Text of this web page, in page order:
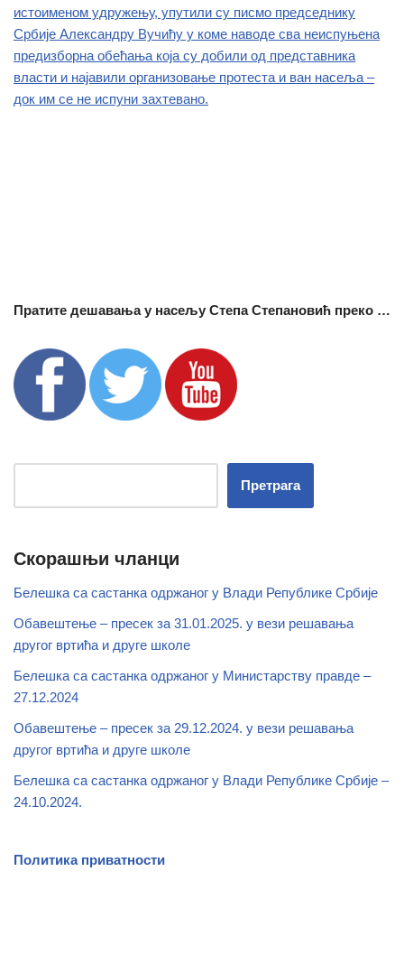
истоименом удружењу, упутили су писмо председнику
Србије Александру Вучићу у коме наводе сва неиспуњена
предизборна обећања која су добили од представника
власти и најавили организовање протеста и ван насеља –
док им се не испуни захтевано.
Пратите дешавања у насељу Степа Степановић преко …
Претрага
Скорашњи чланци
Белешка са састанка одржаног у Влади Републике Србије
Обавештење – пресек за 31.01.2025. у вези решавања
другог вртића и друге школе
Белешка са састанка одржаног у Министарству правде –
27.12.2024
Обавештење – пресек за 29.12.2024. у вези решавања
другог вртића и друге школе
Белешка са састанка одржаног у Влади Републике Србије –
24.10.2024.
Политика приватности